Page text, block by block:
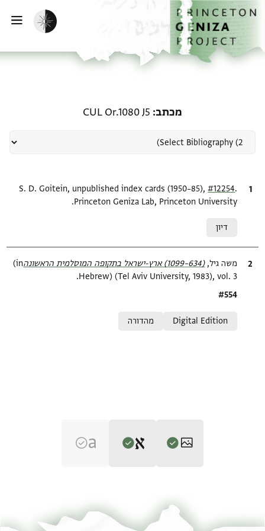
לתוכןהבית
הפעלת מצב כהה
מכתב CUL Or.1080 J5
ציטוט S. D. Goitein, unpublished index cards (1950–85),#12254
Princeton Geniza Lab, Princeton University.
דיון
ציטוט
משה גיל, (634–1099) ארץ-ישראל בתקופה המוסלמית הראשונה‎
(in
Hebrew) (Tel Aviv University, 1983), vol. 3.
Location in source
#554
Digital Edition
מהדורה
Hebrew) (Tel Aviv University, 1983), vol. 3.
CUL Or.1080 J5 1v הגדל וסובב